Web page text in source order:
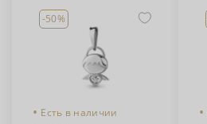
-50%
• Есть в наличии
•